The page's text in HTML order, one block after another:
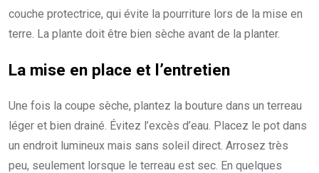
couche protectrice, qui évite la pourriture lors de la mise en
terre. La plante doit être bien sèche avant de la planter.
La mise en place et l’entretien
Une fois la coupe sèche, plantez la bouture dans un terreau
léger et bien drainé. Évitez l’excès d’eau. Placez le pot dans
un endroit lumineux mais sans soleil direct. Arrosez très
peu, seulement lorsque le terreau est sec. En quelques